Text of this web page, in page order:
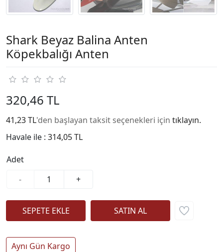
Shark Beyaz Balina Anten
Köpekbalığı Anten
320,46 TL
41,23 TL'den başlayan taksit seçenekleri için tıklayın.
Havale ile : 314,05 TL
Adet
-
+
Aynı Gün Kargo